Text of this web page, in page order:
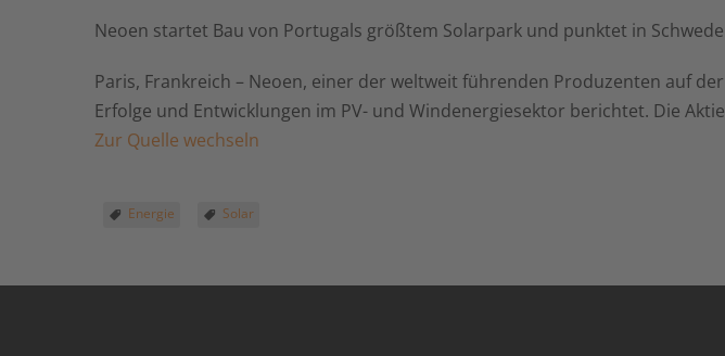
Neoen startet Bau von Portugals größtem Solarpark und punktet in
Paris, Frankreich – Neoen, einer der weltweit führenden Produzenten auf
Erfolge und Entwicklungen im PV- und Windenergiesektor berichtet. Die Aktie
Zur Quelle wechseln
Energie Solar